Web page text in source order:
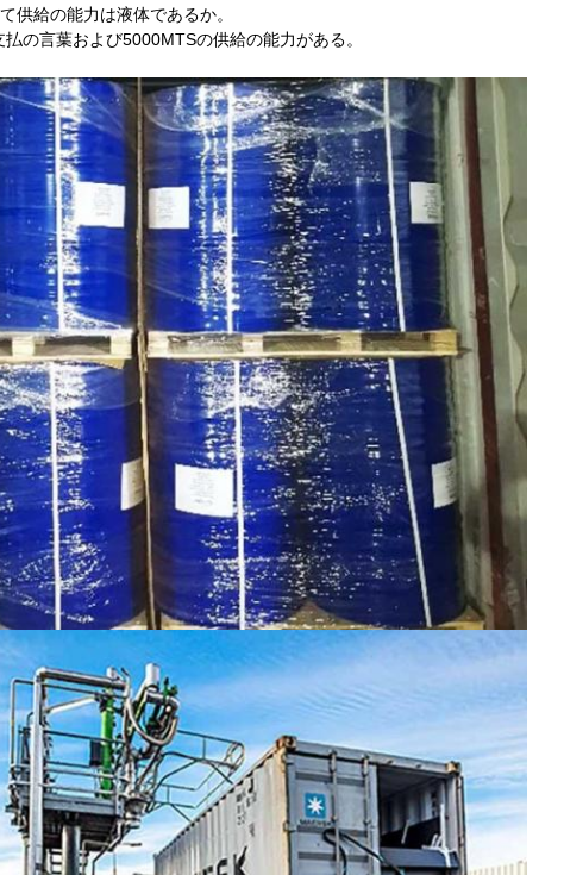
供給の能力は液体であるか。
の言葉および5000MTSの供給の能力がある。